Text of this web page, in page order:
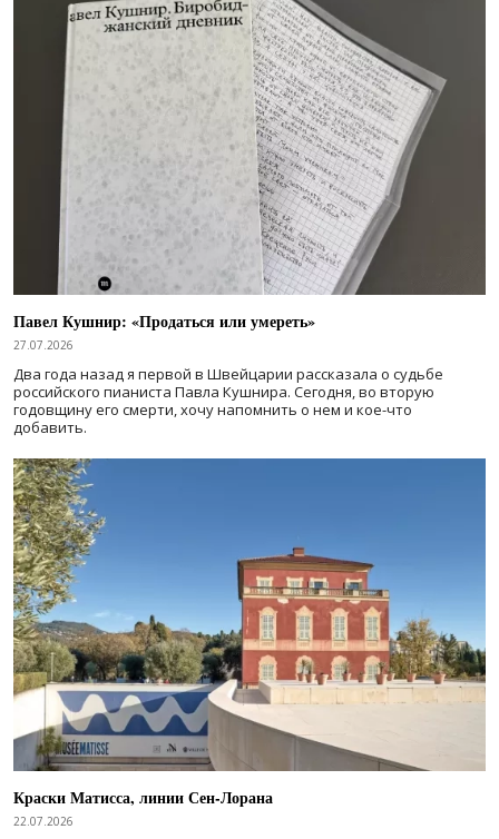
Павел Кушнир: «Продаться или умереть»
27.07.2026
Два года назад я первой в Швейцарии рассказала о судьбе
российского пианиста Павла Кушнира. Сегодня, во вторую
годовщину его смерти, хочу напомнить о нем и кое-что
добавить.
Краски Матисса, линии Сен-Лорана
22.07.2026